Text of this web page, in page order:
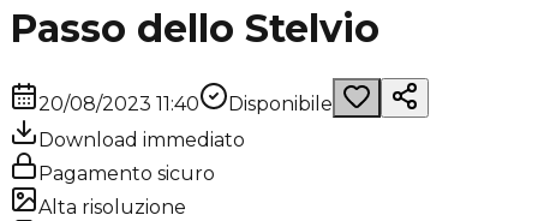
Passo dello Stelvio
20/08/2023 11:40
Disponibile
Download immediato
Pagamento sicuro
Alta risoluzione